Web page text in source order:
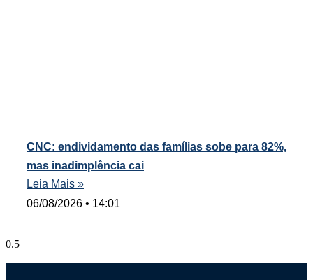
CNC: endividamento das famílias sobe para 82%,
mas inadimplência cai
Leia Mais »
06/08/2026
14:01